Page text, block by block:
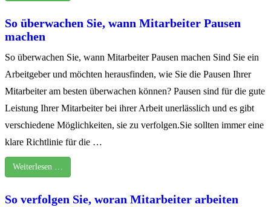
So überwachen Sie, wann Mitarbeiter Pausen
machen
So überwachen Sie, wann Mitarbeiter Pausen machen Sind Sie ein
Arbeitgeber und möchten herausfinden, wie Sie die Pausen Ihrer
Mitarbeiter am besten überwachen können? Pausen sind für die gute
Leistung Ihrer Mitarbeiter bei ihrer Arbeit unerlässlich und es gibt
verschiedene Möglichkeiten, sie zu verfolgen.Sie sollten immer eine
klare Richtlinie für die …
Weiterlesen …
So verfolgen Sie, woran Mitarbeiter arbeiten